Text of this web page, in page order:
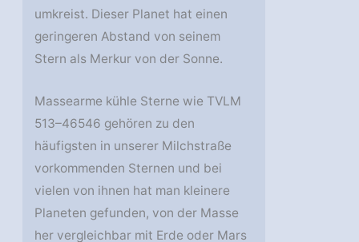
umkreist. Dieser Planet hat einen
geringeren Abstand von seinem
Stern als Merkur von der Sonne.
Massearme kühle Sterne wie TVLM
513–46546 gehören zu den
häufigsten in unserer Milchstraße
vorkommenden Sternen und bei
vielen von ihnen hat man kleinere
Planeten gefunden, von der Masse
her vergleichbar mit Erde oder Mars